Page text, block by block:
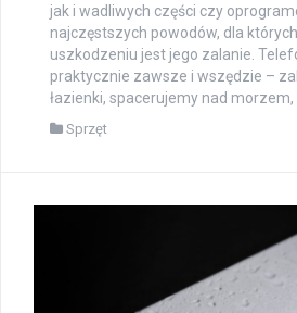
jak i wadliwych części czy
najczęstszych powodów, dla
uszkodzeniu jest jego zalanie.
praktycznie zawsze i wszędzie –
łazienki, spacerujemy nad morzem,
Sprzęt